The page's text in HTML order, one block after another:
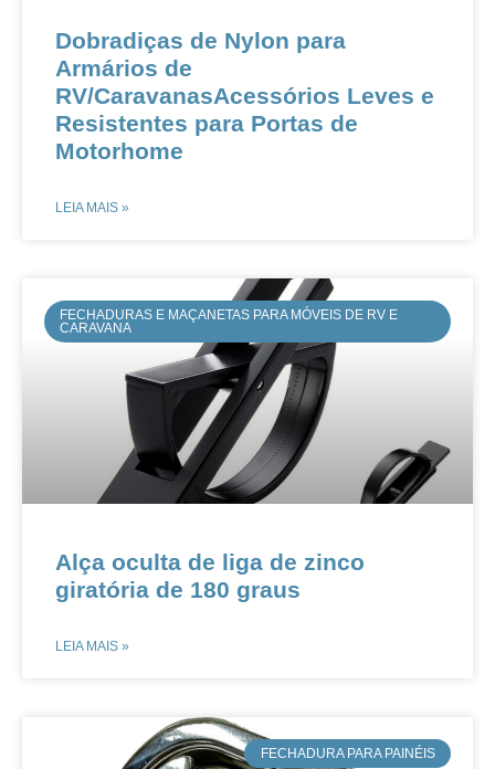
Dobradiças de Nylon para
Armários de
RV/CaravanasAcessórios Leves e
Resistentes para Portas de
Motorhome
LEIA MAIS »
FECHADURAS E MAÇANETAS PARA MÓVEIS DE RV E
CARAVANA
​​​Alça oculta de liga de zinco
giratória de 180 graus
LEIA MAIS »
​FECHADURA PARA PAINÉIS